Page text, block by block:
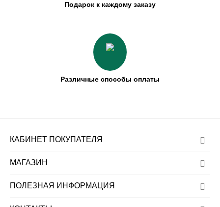
Подарок к каждому заказу
Различные способы оплаты
КАБИНЕТ ПОКУПАТЕЛЯ
МАГАЗИН
ПОЛЕЗНАЯ ИНФОРМАЦИЯ